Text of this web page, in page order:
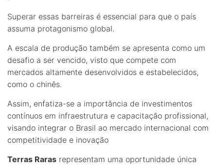
Superar essas barreiras é essencial para que o país
assuma protagonismo global.
A escala de produção também se apresenta como um
desafio a ser vencido, visto que compete com
mercados altamente desenvolvidos e estabelecidos,
como o chinês.
Assim, enfatiza-se a importância de investimentos
contínuos em infraestrutura e capacitação profissional,
visando integrar o Brasil ao mercado internacional com
competitividade e inovação
Terras Raras representam uma oportunidade única